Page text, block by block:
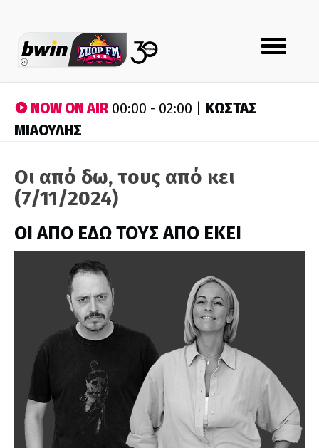
Toggle
navigation
NOW ON AIR00:00 - 02:00 | ΚΩΣΤΑΣ
ΜΙΑΟΥΛΗΣ
Οι από δω, τους από κει
(7/11/2024)
ΟΙ ΑΠΟ ΕΔΩ ΤΟΥΣ ΑΠΟ ΕΚΕΙ